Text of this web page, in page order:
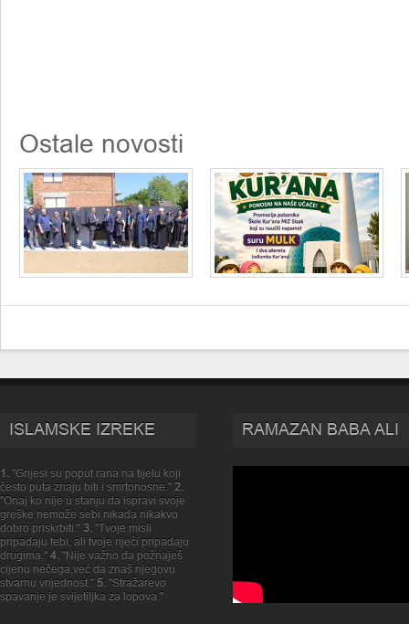
Ostale novosti
ISLAMSKE IZREKE
1. "Grijesi su poput rana na tijelu koji
često puta znaju biti i smrtonosne." 2.
"Onaj ko nije u stanju da ispravi svoje
greške nemože sebi nikada nikakvo
dobro priskrbiti." 3. "Tvoje misli
pripadaju tebi, ali tvoje rijeći pripadaju
drugima." 4. "Nije važno da požnaješ
cijenu nečega,već da znaš njegovu
stvarnu vrijednost." 5. "Stražarevo
spavanje je svijetiljka za lopova."
RAMAZAN BABA ALI